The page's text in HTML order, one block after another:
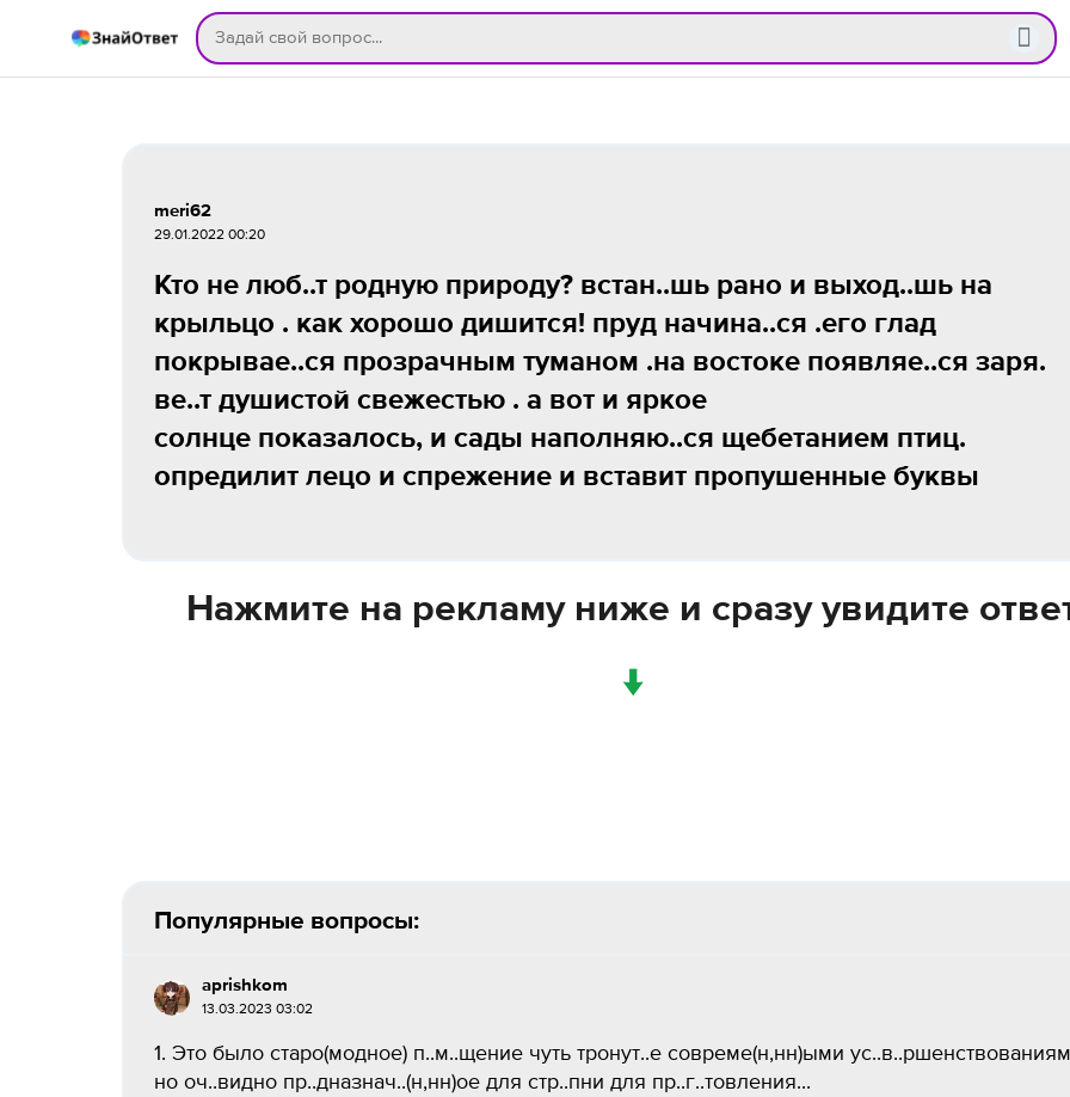
meri62
29.01.2022 00:20
Кто не люб..т родную природу? встан..шь рано и выход..шь на
крыльцо . как хорошо дишится! пруд начина..cя .его глад
покрывае..ся прозрачным туманом .на востоке появляе..ся заря.
ве..т душистой свежестью . а вот и яркое
солнце показалось, и сады наполняю..ся щебетанием птиц.
опредилит лецо и спрежение и вставит пропушенные буквы
Нажмите на рекламу ниже и сразу увидите
↓
Популярные вопросы:
aprishkom
13.03.2023 03:02
1. Это было старо(модное) п..м..щение чуть тронут..е совреме(н,нн)ыми
но оч..видно пр..дназнач..(н,нн)ое для стр..пни для пр..г..товления...